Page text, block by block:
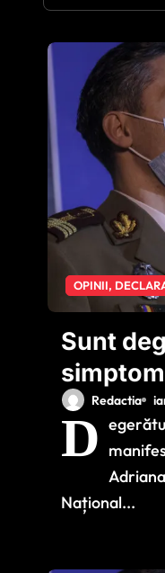
OPINII,
Sunt
de
Pistol
Redactia
D
Național...